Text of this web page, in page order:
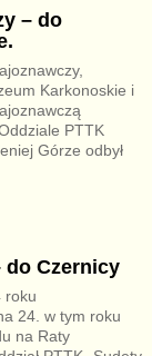
– do
Karkonoskie i
PTTK
Górze odbył
do Czernicy
roku
24. w tym roku
na Raty